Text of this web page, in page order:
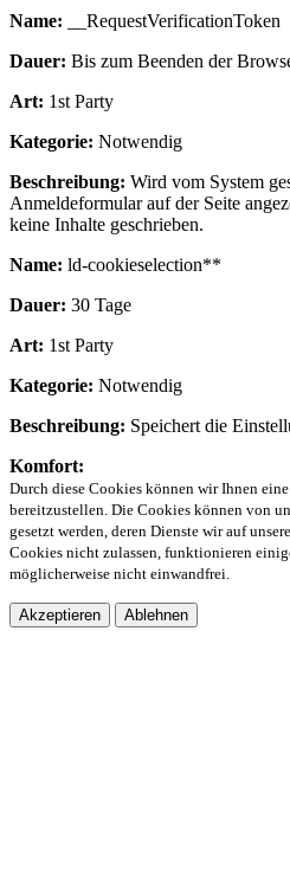
Name: __RequestVerificationToken
Dauer: Bis zum Beenden der
Art: 1st Party
Kategorie: Notwendig
Beschreibung: Wird vom System
Anmeldeformular auf der Seite
keine Inhalte geschrieben.
Name: ld-cookieselection**
Dauer: 30 Tage
Art: 1st Party
Kategorie: Notwendig
Beschreibung: Speichert die
Komfort:
Durch diese Cookies können wir Ihnen
bereitzustellen. Die Cookies können von
gesetzt werden, deren Dienste wir auf
Cookies nicht zulassen, funktionieren
möglicherweise nicht einwandfrei.
Akzeptieren Ablehnen